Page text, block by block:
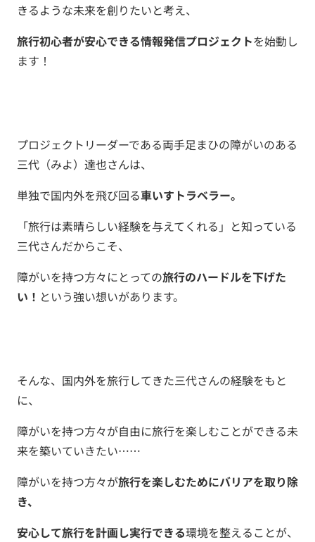
きるような未来を創りたいと考え、
旅行初心者が安心できる情報発信プロジェクトを始動し
ます！
プロジェクトリーダーである両手足まひの障がいのある
三代（みよ）達也さんは、
単独で国内外を飛び回る車いすトラベラー。
「旅行は素晴らしい経験を与えてくれる」と知っている
三代さんだからこそ、
障がいを持つ方々にとっての旅行のハードルを下げた
い！ という強い想いがあります。
そんな、国内外を旅行してきた三代さんの経験をもと
に、
障がいを持つ方々が自由に旅行を楽しむことができる未
来を築いていきたい……
障がいを持つ方々が旅行を楽しむためにバリアを取り除
き、
安心して旅行を計画し実行できる環境を整えることが、